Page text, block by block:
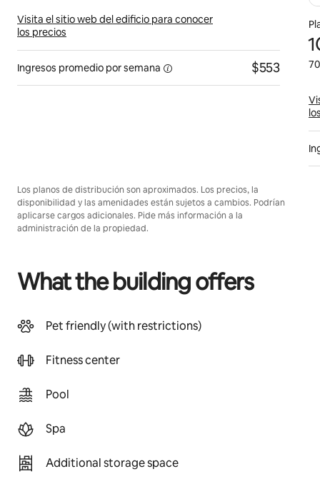
Visita el sitio web del edificio para conocer
los precios
Ingresos promedio porsemana $553
Los planos de distribución son aproximados. Los precios, la
disponibilidad y las amenidades están sujetos a cambios. Podrían
aplicarse cargos adicionales. Pide más información a la
administración de la propiedad.
What the building offers
Pet friendly (with restrictions)
Fitness center
Pool
Spa
Additional storage space